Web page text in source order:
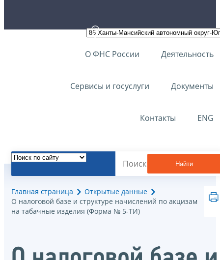
О ФНС России Деятельность
Сервисы и госуслуги Документы
Контакты ENG
Найти
Главная страница
Открытые данные
О налоговой базе и структуре начислений по акцизам
на табачные изделия (Форма № 5-ТИ)